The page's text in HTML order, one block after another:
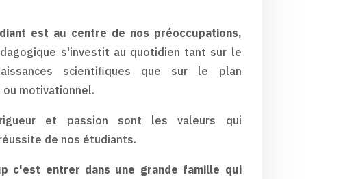
est au centre de nos préoccupations,
s'investit au quotidien tant sur le
scientifiques que sur le plan
motivationnel.
rigueur et passion sont les valeurs qui
de nos étudiants.
c'est entrer dans une grande famille qui